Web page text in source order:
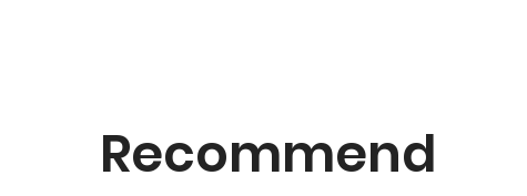
Recommend